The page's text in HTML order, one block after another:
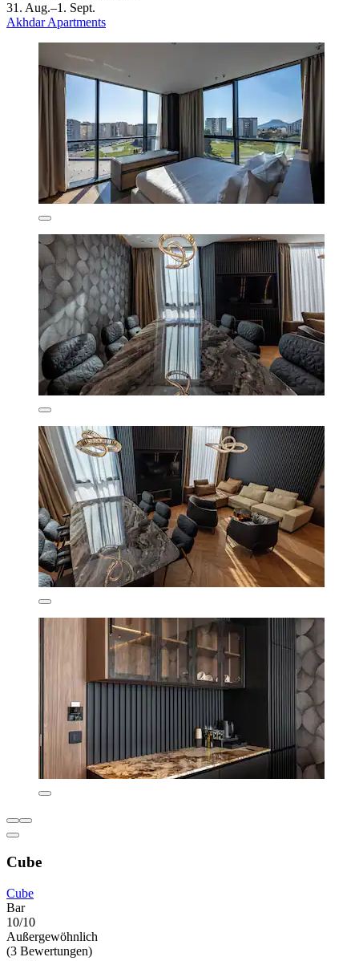
31. Aug.–1. Sept.
Akhdar Apartments
Cube
Cube
Bar
10/10
Außergewöhnlich
(3 Bewertungen)